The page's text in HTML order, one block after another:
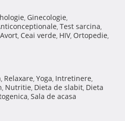
, Ginecologie,
, Test sarcina,
Avort, Ceai verde, HIV, Ortopedie,
, Relaxare, Yoga, Intretinere,
, Nutritie, Dieta de slabit, Dieta
, Sala de acasa